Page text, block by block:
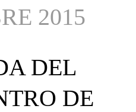
2015
DEL
DE